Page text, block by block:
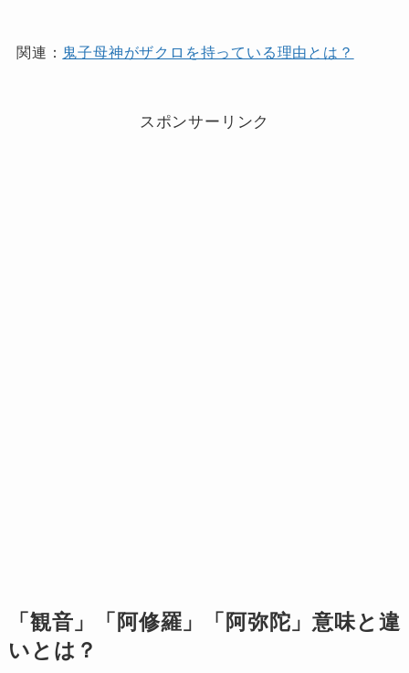
関連： 鬼子母神がザクロを持っている理由とは？
スポンサーリンク
「観音」「阿修羅」「阿弥陀」意味と違
いとは？